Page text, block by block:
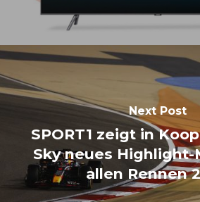
Next Post
SPORT1 zeigt in
Sky neues Highlight-
allen Rennen